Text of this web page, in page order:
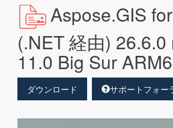
Aspose.GIS
(.NET 経由) 26.6.0
11.0 Big Sur
ダウンロード サポートフォー